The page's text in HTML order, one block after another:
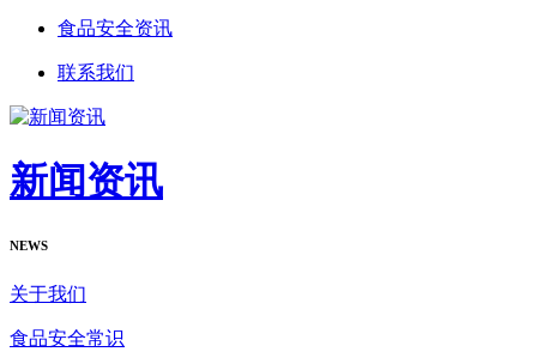
食品安全资讯
联系我们
新闻资讯
NEWS
关于我们
食品安全常识